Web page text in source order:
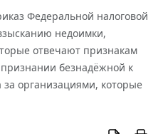
Федеральной налоговой
недоимки,
отвечают признакам
безнадёжной к
организациями, которые